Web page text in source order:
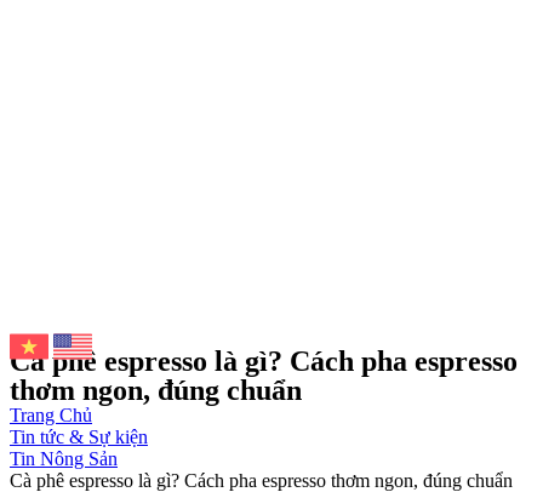
Cà phê espresso là gì? Cách pha espresso
thơm ngon, đúng chuẩn
Trang Chủ
Tin tức & Sự kiện
Tin Nông Sản
Cà phê espresso là gì? Cách pha espresso thơm ngon, đúng chuẩn